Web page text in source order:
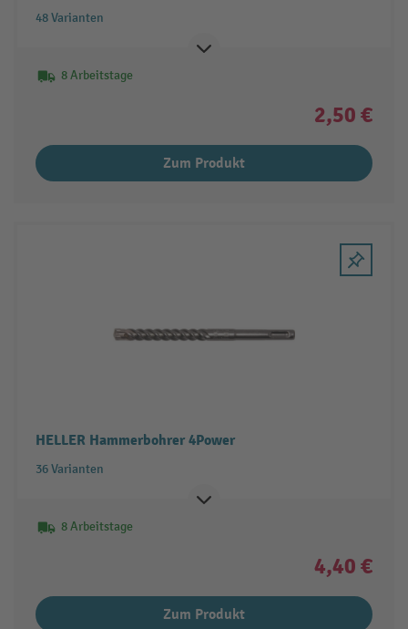
48 Varianten
8 Arbeitstage
2,50 €
Zum Produkt
HELLER Hammerbohrer 4Power
36 Varianten
8 Arbeitstage
4,40 €
Zum Produkt